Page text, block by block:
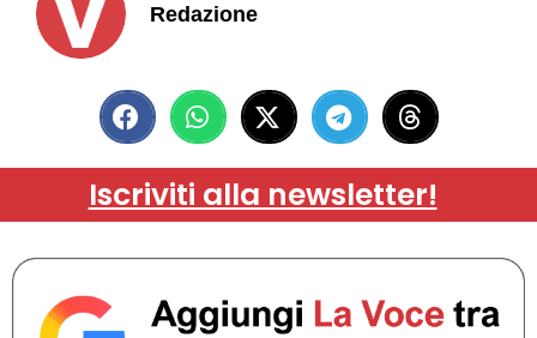
Redazione
Iscriviti alla newsletter!